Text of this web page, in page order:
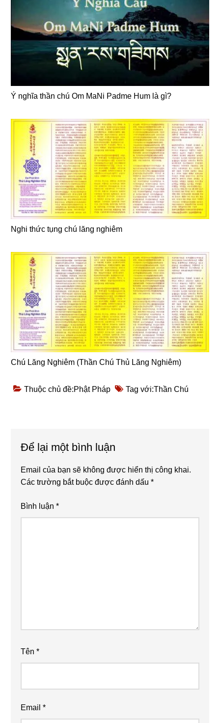
Ý nghĩa thần chú Om MaNi Padme Hum là gì?
Nghi thức tụng chú lăng nghiêm
Chú Lăng Nghiêm (Thần Chú Thủ Lăng Nghiêm)
Thuộc chủ đề:Phật Pháp Tag với:Thần Chú
Interactions
Để lại một bình luận
Email của bạn sẽ không được hiển thị công khai.
Các trường bắt buộc được đánh dấu*
Bình luận*
Tên*
Email*